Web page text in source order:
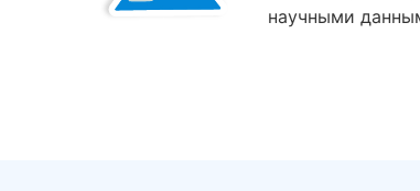
научными